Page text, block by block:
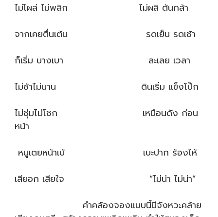
ไม่โผล่ ไม่พลิก ไม่ผลิ ต้นกล้า
จากเคยตื่นเต้น รดเย็น รดเช้า
ก็เริ่ม บางเบา ละเลย เวลา
ไม่ช้าไม่นาน ดินเริ่ม แข็งโป๊ก
ไม่ชุ่มไม่โชก เหมือนดัง ก่อน
หน้า
หนูเตยหน้าเบ้ เบะปาก ร้องไห้
เสียอก เสียใจ “ไม่น่า ไม่น่า”
คำคล้องจองแบบนี้มีจังหวะคล้าย